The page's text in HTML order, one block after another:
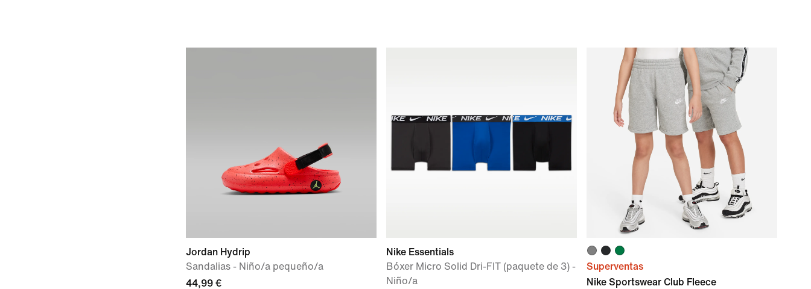
Jordan Hydrip
Sandalias - Niño/a pequeño/a
44,99 €
Nike Essentials
Bóxer Micro Solid Dri-FIT (paquete de 3) -
Niño/a
Superventas
Nike Sportswear Club Fleece